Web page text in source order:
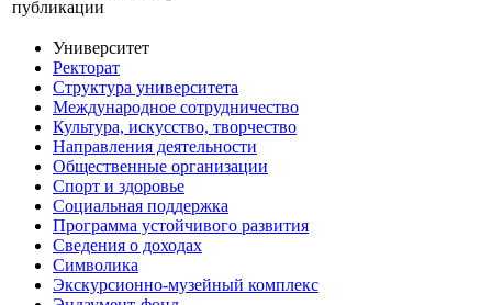
публикации
Университет
Ректорат
Структура университета
Международное сотрудничество
Культура, искусство, творчество
Направления деятельности
Общественные организации
Спорт и здоровье
Социальная поддержка
Программа устойчивого развития
Сведения о доходах
Символика
Экскурсионно-музейный комплекс